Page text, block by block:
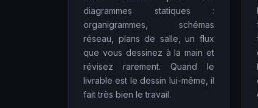
diagrammes statiques :
organigrammes, schémas
réseau, plans de salle, un flux
que vous dessinez à la main et
révisez rarement. Quand le
livrable est le dessin lui-même, il
fait très bien le travail.